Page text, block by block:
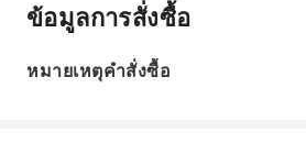
ข้อมูลการสั่งซื้อ
หมายเหตุคำสั่งซื้อ